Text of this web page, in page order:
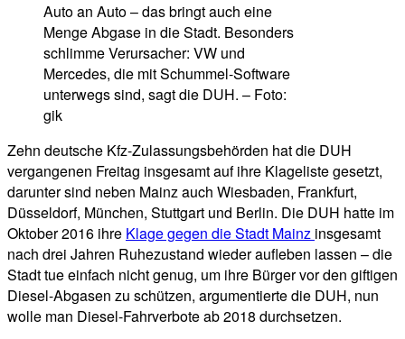
Auto an Auto – das bringt auch eine
Menge Abgase in die Stadt. Besonders
schlimme Verursacher: VW und
Mercedes, die mit Schummel-Software
unterwegs sind, sagt die DUH. – Foto:
gik
Zehn deutsche Kfz-Zulassungsbehörden hat die DUH
vergangenen Freitag insgesamt auf ihre Klageliste gesetzt,
darunter sind neben Mainz auch Wiesbaden, Frankfurt,
Düsseldorf, München, Stuttgart und Berlin. Die DUH hatte im
Oktober 2016 ihre Klage gegen die Stadt Mainz insgesamt
nach drei Jahren Ruhezustand wieder aufleben lassen – die
Stadt tue einfach nicht genug, um ihre Bürger vor den giftigen
Diesel-Abgasen zu schützen, argumentierte die DUH, nun
wolle man Diesel-Fahrverbote ab 2018 durchsetzen.